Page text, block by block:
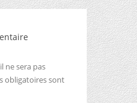
ne sera pas
obligatoires sont